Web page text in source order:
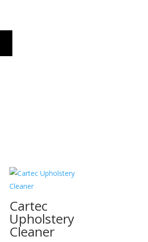
Cartec
Upholstery
Cleaner